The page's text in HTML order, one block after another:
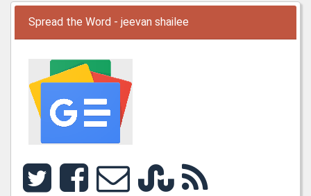
Spread the Word - jeevan shailee